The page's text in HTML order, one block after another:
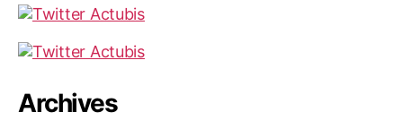
Archives